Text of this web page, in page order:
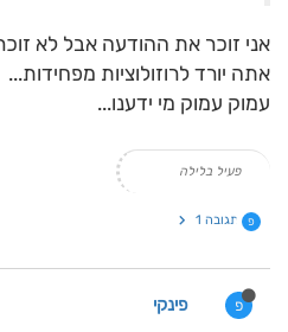
אני זוכר את ההודעה אבל לא
אתה יורד לרוזולוציות מפחידות...
עמוק עמוק מי ידענו...
פעיל בלילה
פ תגובה 1
פ פינקי